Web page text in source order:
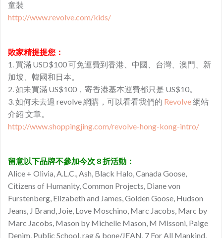
童裝
http://www.revolve.com/kids/
敗家精提提您：
1. 買滿 USD$100 可免運費到香港、中國、台灣、澳門、新
加坡、韓國和日本。
2. 如未買滿 US$100，寄香港基本運費都只是 US$10。
3. 如何未去過 revolve 網購，可以看看我們的 Revolve網站
介紹 文章。
http://www.shoppingjing.com/revolve-hong-kong-intro/
留意以下品牌不參加今次 8 折活動：
Alice + Olivia, A.L.C., Ash, Black Halo, Canada Goose,
Citizens of Humanity, Common Projects, Diane von
Furstenberg, Elizabeth and James, Golden Goose, Hudson
Jeans, J Brand, Joie, Love Moschino, Marc Jacobs, Marc by
Marc Jacobs, Mason by Michelle Mason, M Missoni, Paige
Denim, Public School, rag & bone/JEAN, 7 For All Mankind,